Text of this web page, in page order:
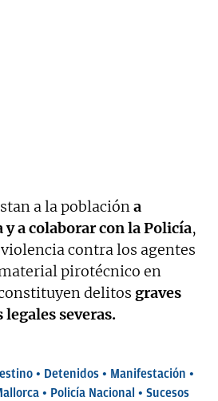
a la poblacióna
a colaborar con la Policía,
contra los agentes
pirotécnico en
delitos graves
legales severas.
Detenidos
Manifestación
Policía Nacional Sucesos